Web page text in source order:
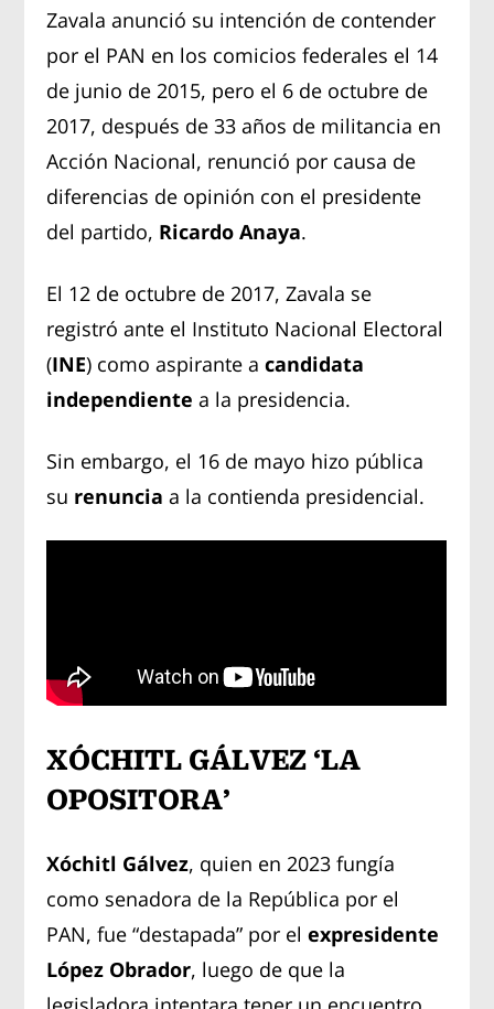
Zavala anunció su intención de contender
por el PAN en los comicios federales el 14
de junio de 2015, pero el 6 de octubre de
2017, después de 33 años de militancia en
Acción Nacional, renunció por causa de
diferencias de opinión con el presidente
del partido, Ricardo Anaya.
El 12 de octubre de 2017, Zavala se
registró ante el Instituto Nacional Electoral
(INE) como aspirante acandidata
independientea la presidencia.
Sin embargo, el 16 de mayo hizo pública
su renuncia a la contienda presidencial.
XÓCHITL GÁLVEZ ‘LA
OPOSITORA’
Xóchitl Gálvez, quien en 2023 fungía
como senadora de la República por el
PAN, fue “destapada” por elexpresidente
López Obrador, luego de que la